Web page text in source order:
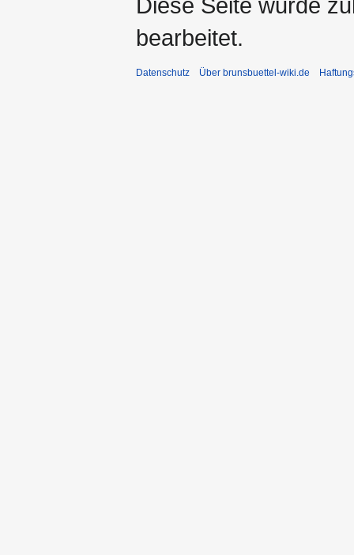
Diese Seite wurde
bearbeitet.
Datenschutz Über brunsbuettel-wiki.de